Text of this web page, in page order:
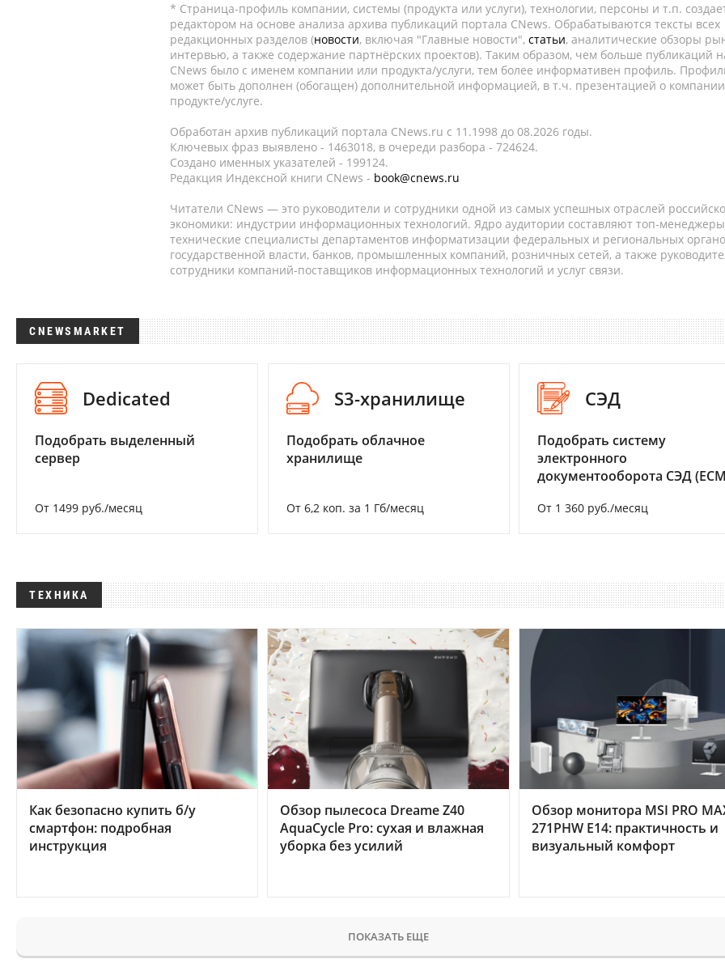
* Страница-профиль компании, системы (продукта или услуги), технологии, персоны и т.п.
редактором на основе анализа архива публикаций портала CNews. Обрабатываются тексты всех
редакционных разделов (новости, включая "Главные новости", статьи, аналитические обзоры
интервью, а также содержание партнёрских проектов). Таким образом, чем больше публикаций
CNews было с именем компании или продукта/услуги, тем более информативен профиль.
может быть дополнен (обогащен) дополнительной информацией, в т.ч. презентацией о
продукте/услуге.
Обработан архив публикаций портала CNews.ru c 11.1998 до 08.2026 годы.
Ключевых фраз выявлено - 1463018, в очереди разбора - 724624.
Создано именных указателей - 199124.
Редакция Индексной книги CNews - book@cnews.ru
Читатели CNews — это руководители и сотрудники одной из самых успешных отраслей
экономики: индустрии информационных технологий. Ядро аудитории составляют топ-
технические специалисты департаментов информатизации федеральных и региональных
государственной власти, банков, промышленных компаний, розничных сетей, а также
сотрудники компаний-поставщиков информационных технологий и услуг связи.
CNEWSMARKET
Dedicated
Подобрать выделенный
сервер
От 1499 руб./месяц
S3-хранилище
Подобрать облачное
хранилище
От 6,2 коп. за 1 Гб/месяц
СЭД
Подобрать систему
электронного
документооборота СЭД
От 1 360 руб./месяц
ТЕХНИКА
Как безопасно купить б/у
смартфон: подробная
инструкция
Обзор пылесоса Dreame Z40
AquaCycle Pro: сухая и влажная
уборка без усилий
Обзор монитора MSI PRO
271PHW E14: практичность и
визуальный комфорт
ПОКАЗАТЬ ЕЩЕ